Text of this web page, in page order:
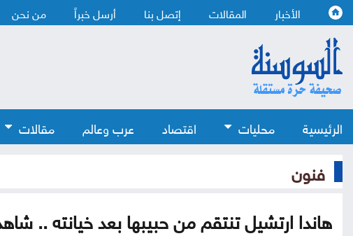
الأخبار المقالات إتصل بنا أرسل خبراً من نحن
الرئيسية محليات اقتصاد عرب وعالم مقالات
فنون
هاندا ارتشيل تنتقم من حبيبها بعد خيانته ..